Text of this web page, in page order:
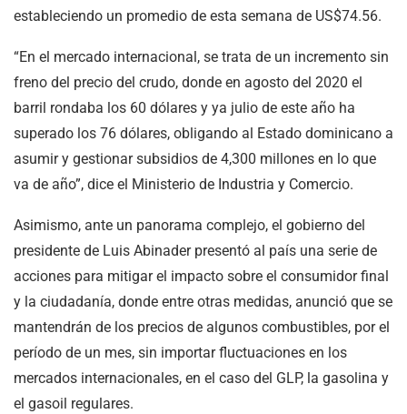
estableciendo un promedio de esta semana de US$74.56.
“En el mercado internacional, se trata de un incremento sin
freno del precio del crudo, donde en agosto del 2020 el
barril rondaba los 60 dólares y ya julio de este año ha
superado los 76 dólares, obligando al Estado dominicano a
asumir y gestionar subsidios de 4,300 millones en lo que
va de año”, dice el Ministerio de Industria y Comercio.
Asimismo, ante un panorama complejo, el gobierno del
presidente de Luis Abinader presentó al país una serie de
acciones para mitigar el impacto sobre el consumidor final
y la ciudadanía, donde entre otras medidas, anunció que se
mantendrán de los precios de algunos combustibles, por el
período de un mes, sin importar fluctuaciones en los
mercados internacionales, en el caso del GLP, la gasolina y
el gasoil regulares.